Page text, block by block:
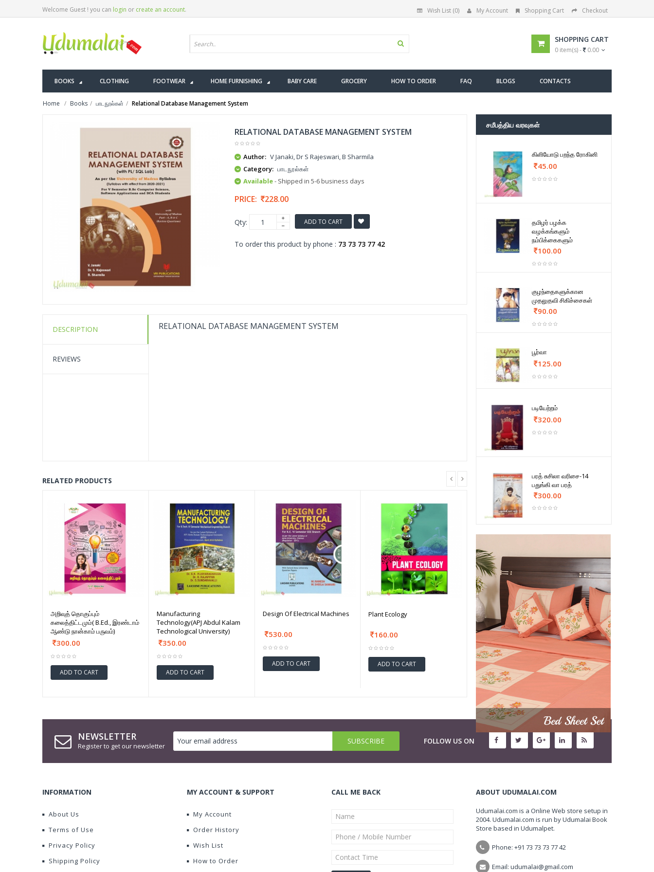
Welcome Guest ! you can login or create an account. Wish List (0) My Account Shopping Cart Checkout
SHOPPING CART
0 item(s) - 0.00
BOOKS CLOTHING FOOTWEAR HOME FURNISHING BABY CARE GROCERY HOW TO ORDER FAQ BLOGS CONTACTS
Home Books பாடநூல்கள் Relational Database Management System
RELATIONAL DATABASE MANAGEMENT SYSTEM
Author: V Janaki, Dr S Rajeswari, B Sharmila
Category: பாடநூல்கள்
Available- Shipped in 5-6 business days
PRICE: 228.00
Qty: ADD TO CART
To order this product by phone : 73 73 73 77 42
DESCRIPTION
REVIEWS
RELATIONAL DATABASE MANAGEMENT SYSTEM
RELATED PRODUCTS
அறிவுத் தொகுப்பும்
கலைத்திட்டமும்( B.Ed., இரண்டாம்
ஆண்டு நான்காம் பருவம்)
300.00
ADD TO CART
Manufacturing
Technology(APJ Abdul Kalam
Technological University)
350.00
ADD TO CART
Design Of Electrical Machines
530.00
ADD TO CART
Plant Ecology
160.00
ADD TO CART
சமீபத்திய வரவுகள்
கிளியோடு பறந்த ரோகினி
45.00
தமிழர் பழக்க
வழக்கங்களும்
நம்பிக்கைகளும்
100.00
குழந்தைகளுக்கான
முதலுதவி சிகிச்சைகள்
90.00
பூர்வா
125.00
படியேற்றம்
320.00
பரத் சுசிலா வரிசை-14
பதுங்கி வா பரத்
300.00
NEWSLETTER
Register to get our newsletter
FOLLOW US ON
INFORMATION
About Us
Terms of Use
Privacy Policy
Shipping Policy
MY ACCOUNT & SUPPORT
My Account
Order History
Wish List
How to Order
CALL ME BACK ABOUT UDUMALAI.COM
Udumalai.com is a Online Web store setup in
2004. Udumalai.com is run by Udumalai Book
Store based in Udumalpet.
Phone: +91 73 73 73 77 42
Email: udumalai@gmail.com